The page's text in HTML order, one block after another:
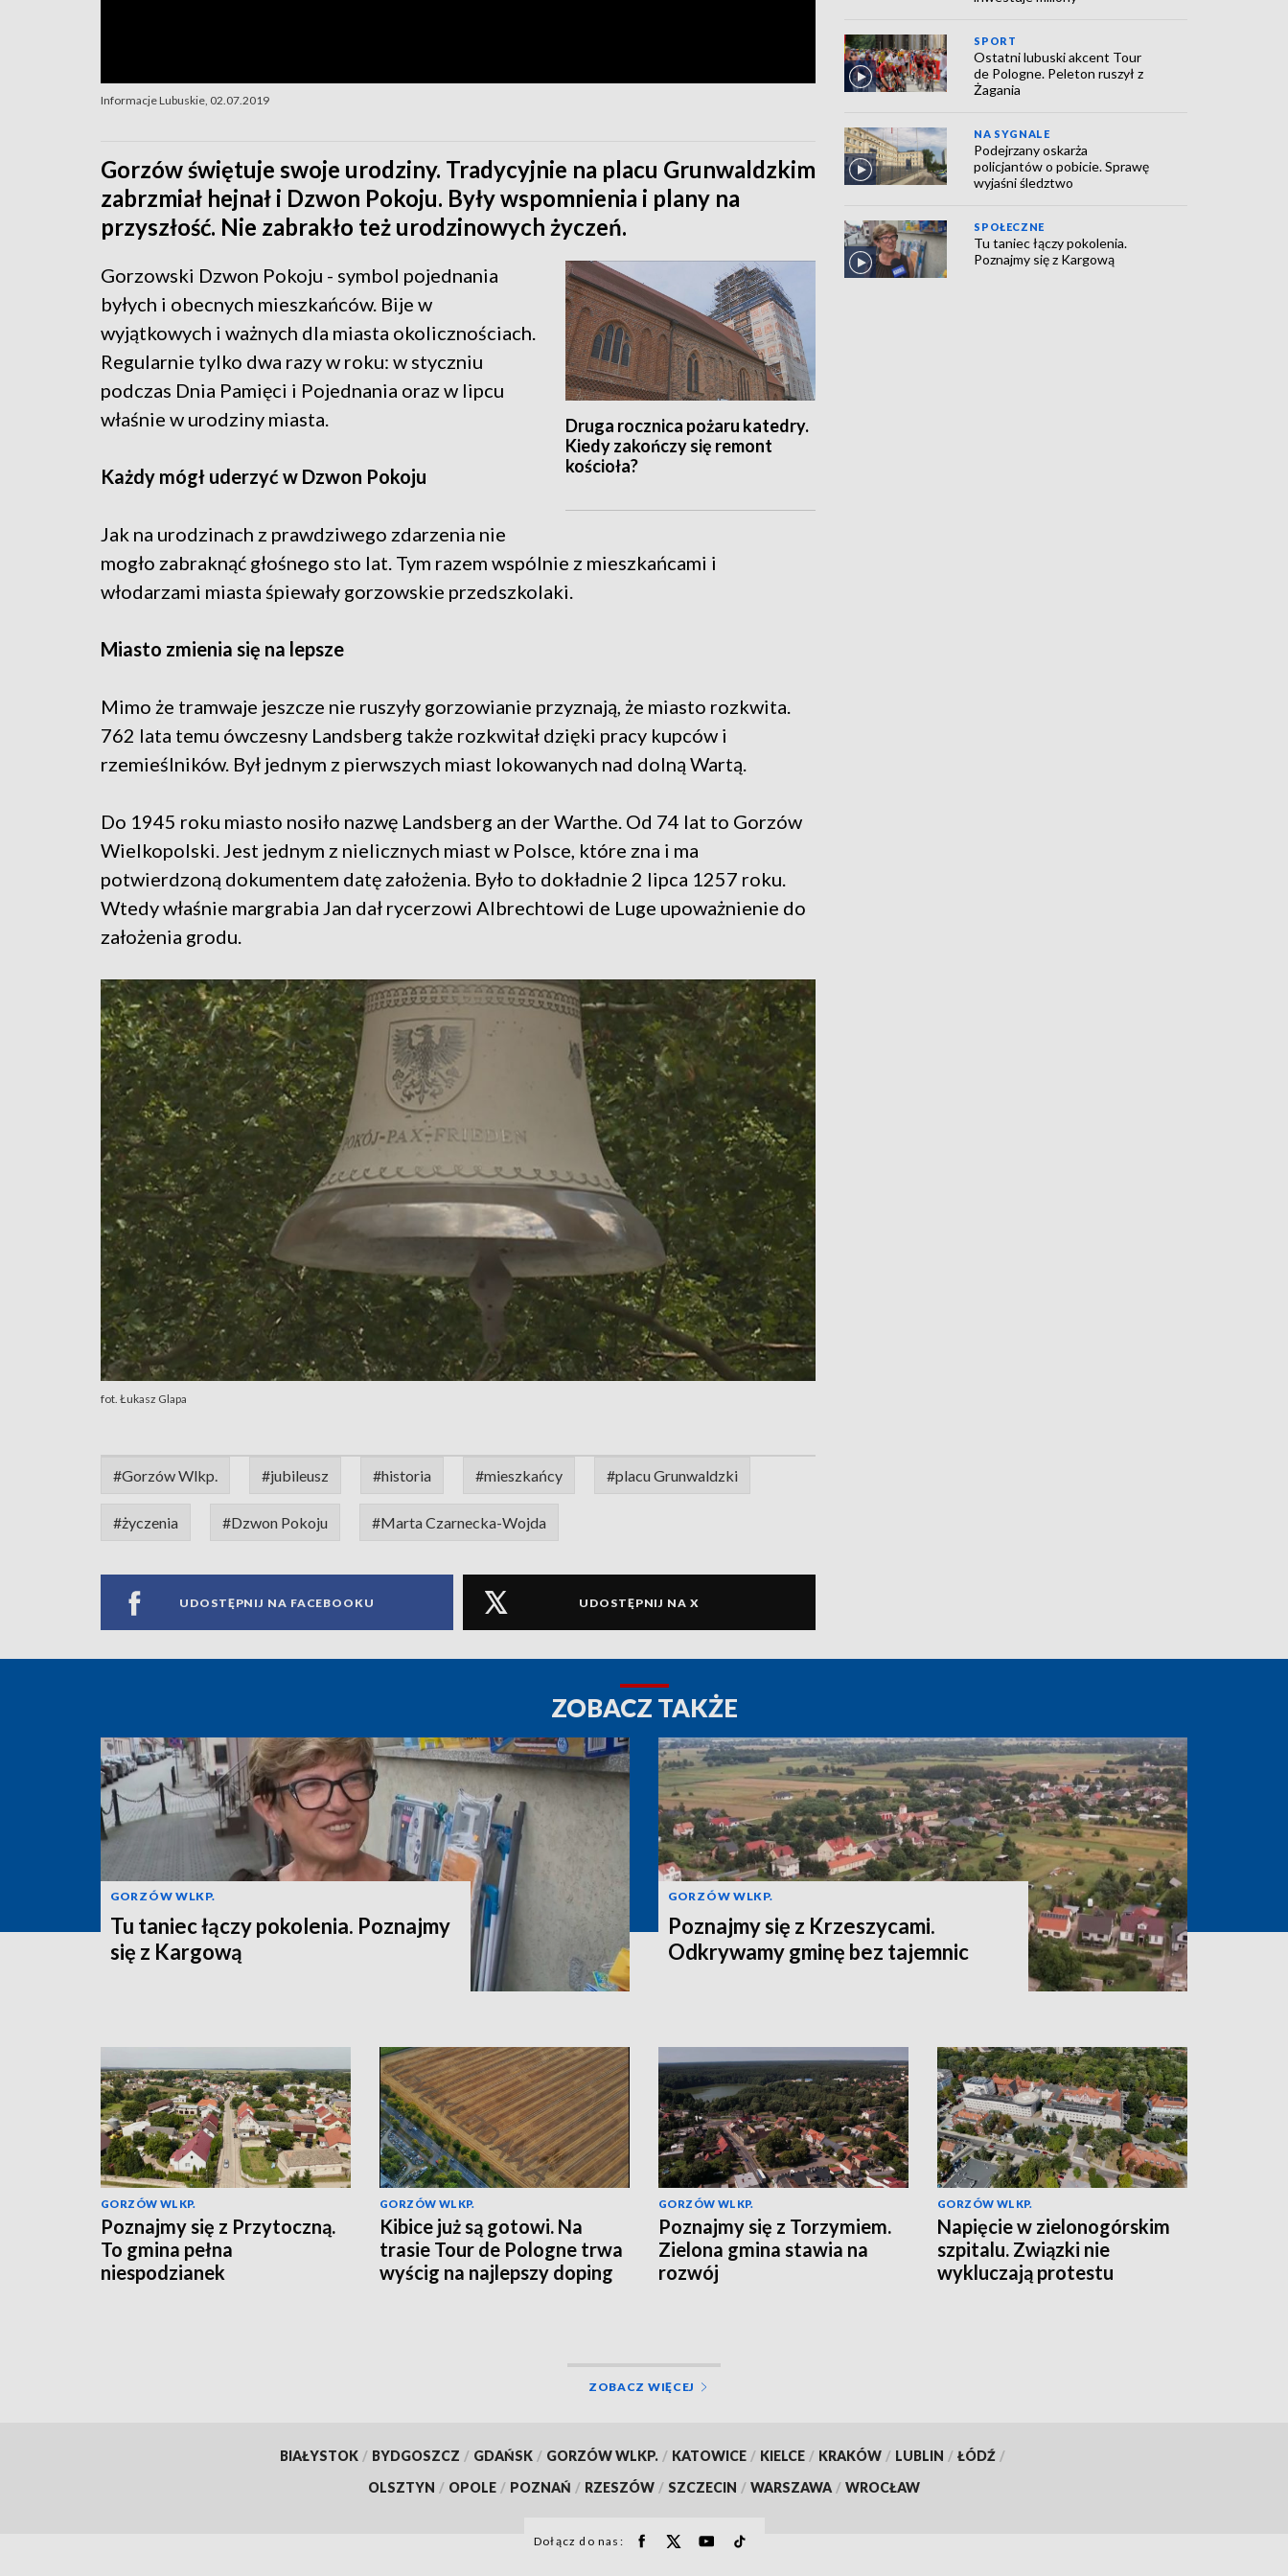
Informacje Lubuskie, 02.07.2019
Gorzów świętuje swoje urodziny. Tradycyjnie na placu Grunwaldzkim
zabrzmiał hejnał i Dzwon Pokoju. Były wspomnienia i plany na
przyszłość. Nie zabrakło też urodzinowych życzeń.
Druga rocznica pożaru katedry.
Kiedy zakończy się remont
kościoła?
Gorzowski Dzwon Pokoju - symbol pojednania
byłych i obecnych mieszkańców. Bije w
wyjątkowych i ważnych dla miasta okolicznościach.
Regularnie tylko dwa razy w roku: w styczniu
podczas Dnia Pamięci i Pojednania oraz w lipcu
właśnie w urodziny miasta.
Każdy mógł uderzyć w Dzwon Pokoju
Jak na urodzinach z prawdziwego zdarzenia nie
mogło zabraknąć głośnego sto lat. Tym razem wspólnie z mieszkańcami i
włodarzami miasta śpiewały gorzowskie przedszkolaki.
Miasto zmienia się na lepsze
Mimo że tramwaje jeszcze nie ruszyły gorzowianie przyznają, że miasto rozkwita.
762 lata temu ówczesny Landsberg także rozkwitał dzięki pracy kupców i
rzemieślników. Był jednym z pierwszych miast lokowanych nad dolną Wartą.
Do 1945 roku miasto nosiło nazwę Landsberg an der Warthe. Od 74 lat to Gorzów
Wielkopolski. Jest jednym z nielicznych miast w Polsce, które zna i ma
potwierdzoną dokumentem datę założenia. Było to dokładnie 2 lipca 1257 roku.
Wtedy właśnie margrabia Jan dał rycerzowi Albrechtowi de Luge upoważnienie do
założenia grodu.
fot. Łukasz Glapa
#Gorzów Wlkp. #jubileusz #historia #mieszkańcy #placu Grunwaldzki
#życzenia #Dzwon Pokoju #Marta Czarnecka-Wojda
UDOSTĘPNIJ NA FACEBOOKU UDOSTĘPNIJ NA X
SPORT
Ostatni lubuski akcent Tour
de Pologne. Peleton ruszył z
Żagania
NA SYGNALE
Podejrzany oskarża
policjantów o pobicie. Sprawę
wyjaśni śledztwo
SPOŁECZNE
Tu taniec łączy pokolenia.
Poznajmy się z Kargową
ZOBACZ TAKŻE
GORZÓW WLKP.
Tu taniec łączy pokolenia. Poznajmy
się z Kargową
GORZÓW WLKP.
Poznajmy się z Krzeszycami.
Odkrywamy gminę bez tajemnic
GORZÓW WLKP.
Poznajmy się z Przytoczną.
To gmina pełna
niespodzianek
GORZÓW WLKP.
Kibice już są gotowi. Na
trasie Tour de Pologne trwa
wyścig na najlepszy doping
GORZÓW WLKP.
Poznajmy się z Torzymiem.
Zielona gmina stawia na
rozwój
GORZÓW WLKP.
Napięcie w zielonogórskim
szpitalu. Związki nie
wykluczają protestu
ZOBACZ WIĘCEJ
BIAŁYSTOK / BYDGOSZCZ / GDAŃSK / GORZÓW WLKP. / KATOWICE / KIELCE / KRAKÓW / LUBLIN / ŁÓDŹ /
OLSZTYN / OPOLE / POZNAŃ / RZESZÓW / SZCZECIN / WARSZAWA / WROCŁAW
Dołącz do nas: